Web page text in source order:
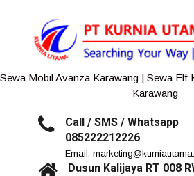
Sewa Mobil Avanza Karawang | Sewa Elf
Karawang
Call / SMS / Whatsapp
085222212226
Email:
Dusun Kalijaya RT 008